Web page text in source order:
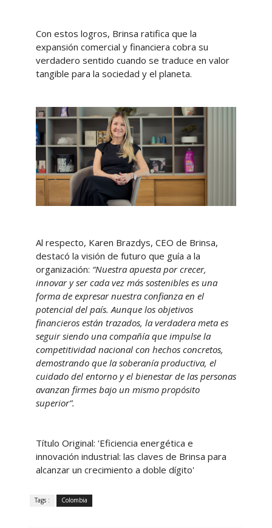
Con estos logros, Brinsa ratifica que la
expansión comercial y financiera cobra su
verdadero sentido cuando se traduce en valor
tangible para la sociedad y el planeta.
Al respecto, Karen Brazdys, CEO de Brinsa,
destacó la visión de futuro que guía a la
organización: “Nuestra apuesta por crecer,
innovar y ser cada vez más sostenibles es una
forma de expresar nuestra confianza en el
potencial del país. Aunque los objetivos
financieros están trazados, la verdadera meta es
seguir siendo una compañía que impulse la
competitividad nacional con hechos concretos,
demostrando que la soberanía productiva, el
cuidado del entorno y el bienestar de las personas
avanzan firmes bajo un mismo propósito
superior”.
Título Original: 'Eficiencia energética e
innovación industrial: las claves de Brinsa para
alcanzar un crecimiento a doble dígito'
Tags : Colombia